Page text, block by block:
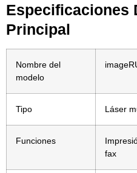
Especificaciones
Principal
Nombre del
modelo
Tipo Láser
Funciones
fax